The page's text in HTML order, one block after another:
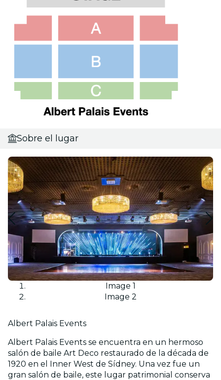
Sobre el lugar
Image 1
Image 2
Albert Palais Events
Albert Palais Events se encuentra en un hermoso
salón de baile Art Deco restaurado de la década de
1920 en el Inner West de Sídney. Una vez fue un
gran salón de baile, este lugar patrimonial conserva